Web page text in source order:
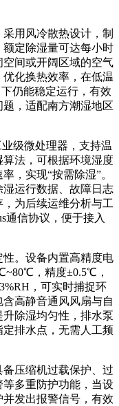
用风冷散热设计，制
定除湿量可达每小时
间或开阔区域的空气
化换热效率，在低温
仍能稳定运行，有效
，适配南方潮湿地区
级微处理器，支持温
法，可根据环境湿度
，实现“按需除湿”。
运行数据、故障日志
为后续运维分析与工
通信协议，便于接入
。设备内置高精度电
，精度±0.5℃，
，可实时捕捉环
高静音通风风扇与自
除湿均匀性，排水泵
排水点，无需人工频
压缩机过载保护、过
多重防护功能，当设
发出报警信号，有效